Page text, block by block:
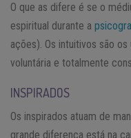
O que as difere é se o
espiritual durante a
ações). Os intuitivos são
voluntária e totalmente
INSPIRADOS
Os inspirados atuam de
grande diferença está na